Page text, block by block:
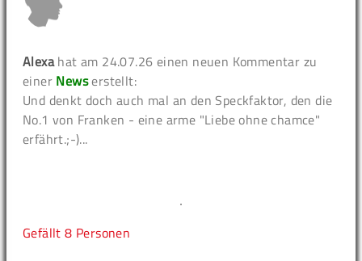
Alexahat am 24.07.26 einen neuen Kommentar zu
einer Newserstellt:
Und denkt doch auch mal an den Speckfaktor, den die
No.1 von Franken - eine arme "Liebe ohne chamce"
erfährt.;-)...
Gefällt8 Personen